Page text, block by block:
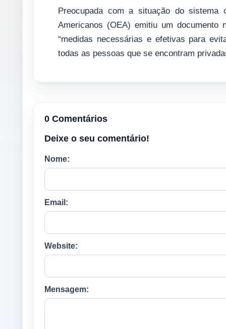
Preocupada com a situação do sistema
Americanos (OEA) emitiu um
“medidas necessárias e efetivas para
todas as pessoas que se encontram
0 Comentários
Deixe o seu comentário!
Nome:
Email:
Website:
Mensagem: